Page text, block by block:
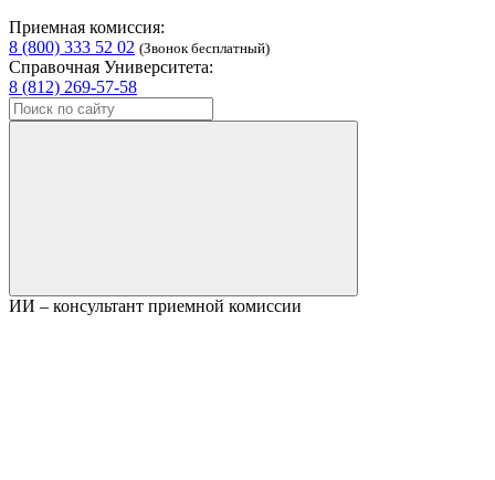
Приемная комиссия:
8 (800) 333 52 02 (Звонок бесплатный)
Справочная Университета:
8 (812) 269-57-58
ИИ – консультант приемной комиссии